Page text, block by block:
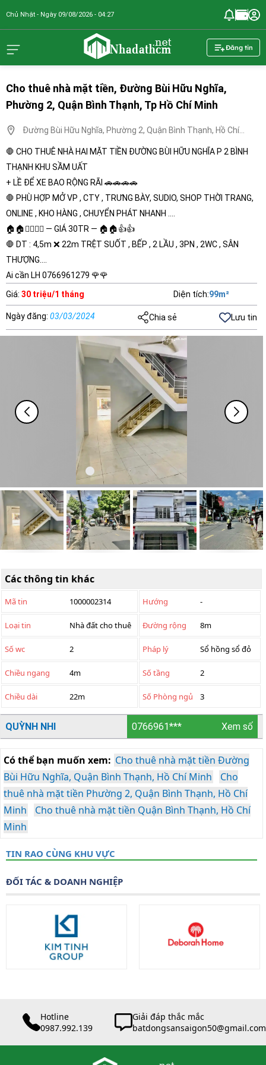
Chủ Nhật - Ngày 09/08/2026 - 04:27
Đăng tin
Cho thuê nhà mặt tiền, Đường Bùi Hữu Nghĩa,
Phường 2, Quận Bình Thạnh, Tp Hồ Chí Minh
Đường Bùi Hữu Nghĩa, Phường 2, Quận Bình Thạnh, Hồ Chí
🛑 CHO THUÊ NHÀ HAI MẶT TIỀN ĐƯỜNG BÙI HỮU NGHĨA P 2 BÌNH
THẠNH KHU SẦM UẤT
+ LỀ ĐỂ XE BAO RỘNG RÃI 🚗🚗🚗🚗
🛑 PHÙ HỢP MỞ VP , CTY , TRƯNG BÀY, SUDIO, SHOP THỜI TRANG,
ONLINE , KHO HÀNG , CHUYỂN PHÁT NHANH ….
🏠🏠👉🏼👉🏼 — GIÁ 30TR — 🏠🏠👍👍
🛑 DT : 4,5m ❌ 22m TRỆT SUỐT , BẾP , 2 LẦU , 3PN , 2WC , SÂN
THƯỢNG….
Ai cần LH 0766961279 🌹🌹
Giá: 30 triệu/1 tháng Diện tích:99m²
Ngày đăng: 03/03/2024 Chia sẻ Lưu tin
Các thông tin khác
Mã tin 1000002314 Hướng -
Loại tin Nhà đất cho thuê Đường rộng 8m
Số wc 2 Pháp lý Sổ hồng sổ đỏ
Chiều ngang 4m Số tầng 2
Chiều dài 22m Số Phòng ngủ 3
QUỲNH NHI 0766961*** Xem số
Có thể bạn muốn xem: Cho thuê nhà mặt tiền Đường
Bùi Hữu Nghĩa, Quận Bình Thạnh, Hồ Chí Minh
Cho
thuê nhà mặt tiền Phường 2, Quận Bình Thạnh, Hồ Chí
Minh
Cho thuê nhà mặt tiền Quận Bình Thạnh, Hồ Chí
Minh
TIN RAO CÙNG KHU VỰC
ĐỐI TÁC & DOANH NGHIỆP
Hotline
0987.992.139
Giải đáp thắc mắc
batdongsansaigon50@gmail.com